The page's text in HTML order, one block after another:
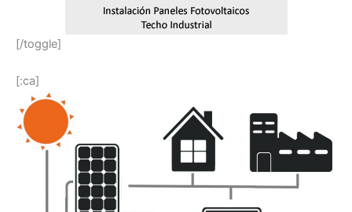
[/toggle]
[:ca]